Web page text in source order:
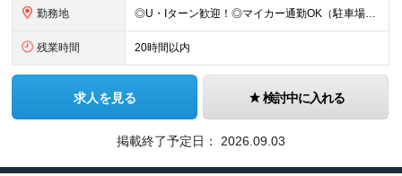
勤務地 ◎U・Iターン歓迎！◎マイカー通勤OK（駐車場完備） ■神奈川県内にある下記いずれかの店舗 ※経験、スキル、無理なく通える範囲を考慮して配属します ■法人営業部 -------------- 横浜
残業時間 20時間以内
求人を見る 検討中に入れる
掲載終了予定日： 2026.09.03